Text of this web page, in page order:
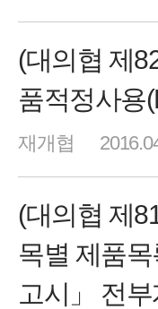
(대의협 제
품적정사용
재개협
(대의협 제
목별 제품
고시」 전